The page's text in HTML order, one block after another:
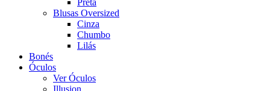
Preta
Blusas Oversized
Cinza
Chumbo
Lilás
Bonés
Óculos
Ver Óculos
Illusion